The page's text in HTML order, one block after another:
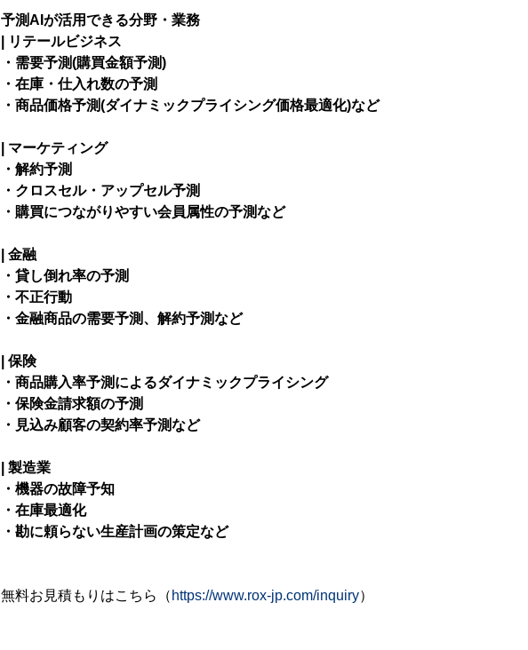
予測AI が活用できる分野・業務
リテールビジネス
・ 需要予測(購買金額予測)
・ 在庫・仕入れ数の予測
・ 商品価格予測(ダイナミックプライシング価格最適化)など
マーケティング
・解約予測
・クロスセル・アップセル予測
・購買につながりやすい会員属性の予測など
金融
・貸し倒れ率の予測
・不正行動
・金融商品の需要予測、解約予測など
保険
・ 商品購入率予測によるダイナミックプライシング
・ 保険金請求額の予測
・ 見込み顧客の契約率予測など
製造業
・機器の故障予知
・在庫最適化
・勘に頼らない生産計画の策定など
無料お見積もりはこちら（ https://www.rox-jp.com/inquiry）